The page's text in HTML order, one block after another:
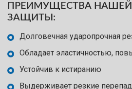
ПРЕИМУЩЕСТВА
ЗАЩИТЫ:
Долговечная ударопрочная
Обладает эластичностью,
Устойчив к истиранию
Выдерживает резкие